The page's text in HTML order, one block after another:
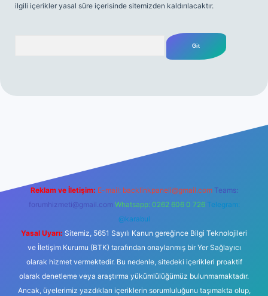
ilgili içerikler yasal süre içerisinde sitemizden kaldırılacaktır.
Reklam ve İletişim: E-mail: backlinkpaneli@gmail.com Teams:
forumhizmeti@gmail.com Whatsapp: 0262 606 0 726 Telegram:
@karabul
Yasal Uyarı: Sitemiz, 5651 Sayılı Kanun gereğince Bilgi Teknolojileri
ve İletişim Kurumu (BTK) tarafından onaylanmış bir Yer Sağlayıcı
olarak hizmet vermektedir. Bu nedenle, sitedeki içerikleri proaktif
olarak denetleme veya araştırma yükümlülüğümüz bulunmamaktadır.
Ancak, üyelerimiz yazdıkları içeriklerin sorumluluğunu taşımakta olup,